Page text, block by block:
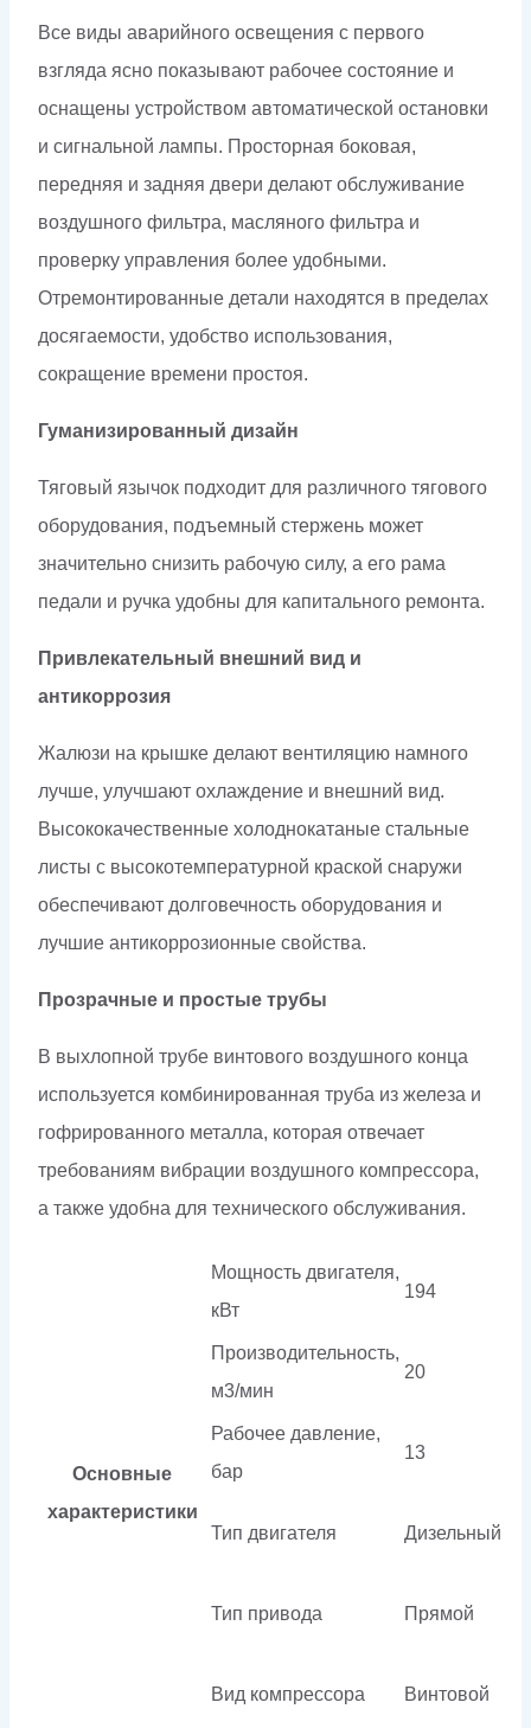
Все виды аварийного освещения с первого
взгляда ясно показывают рабочее состояние и
оснащены устройством автоматической остановки
и сигнальной лампы. Просторная боковая,
передняя и задняя двери делают обслуживание
воздушного фильтра, масляного фильтра и
проверку управления более удобными.
Отремонтированные детали находятся в пределах
досягаемости, удобство использования,
сокращение времени простоя.
Гуманизированный дизайн
Тяговый язычок подходит для различного тягового
оборудования, подъемный стержень может
значительно снизить рабочую силу, а его рама
педали и ручка удобны для капитального ремонта.
Привлекательный внешний вид и
антикоррозия
Жалюзи на крышке делают вентиляцию намного
лучше, улучшают охлаждение и внешний вид.
Высококачественные холоднокатаные стальные
листы с высокотемпературной краской снаружи
обеспечивают долговечность оборудования и
лучшие антикоррозионные свойства.
Прозрачные и простые трубы
В выхлопной трубе винтового воздушного конца
используется комбинированная труба из железа и
гофрированного металла, которая отвечает
требованиям вибрации воздушного компрессора,
а также удобна для технического обслуживания.
Основные
характеристики
Мощность двигателя,
кВт
194
Производительность,
м3/мин
20
Рабочее давление,
бар
13
Тип двигателя Дизельный
Тип привода Прямой
Вид компрессора Винтовой